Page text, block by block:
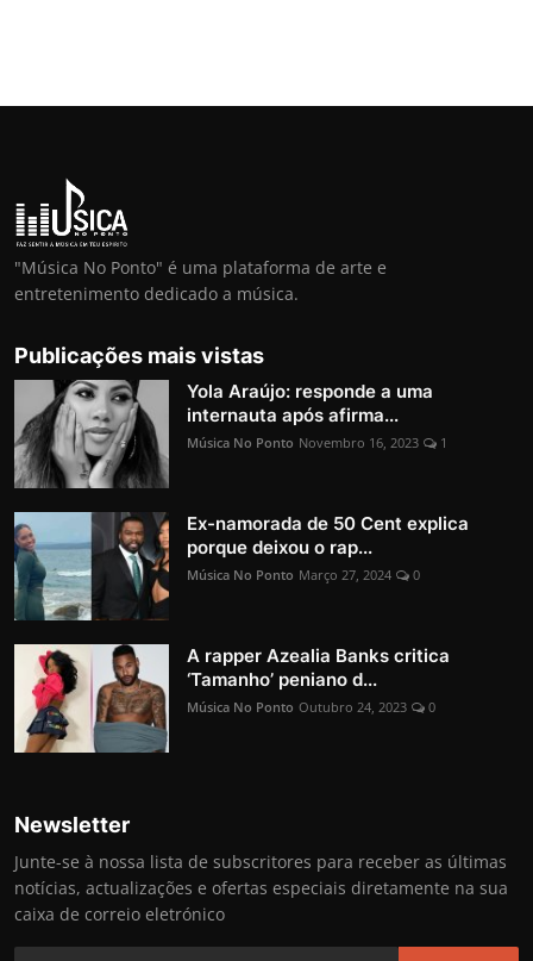
"Música No Ponto" é uma plataforma de arte e
entretenimento dedicado a música.
Publicações mais vistas
Yola Araújo: responde a uma
internauta após afirma...
Música No Ponto Novembro 16, 2023 1
Ex-namorada de 50 Cent explica
porque deixou o rap...
Música No Ponto Março 27, 2024 0
A rapper Azealia Banks critica
‘Tamanho’ peniano d...
Música No Ponto Outubro 24, 2023 0
Newsletter
Junte-se à nossa lista de subscritores para receber as últimas
notícias, actualizações e ofertas especiais diretamente na sua
caixa de correio eletrónico